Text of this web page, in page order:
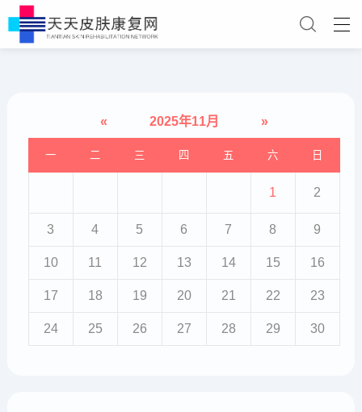
« 2025年11月 »
一 二 三 四 五 六 日
1 2
3 4 5 6 7 8 9
10 11 12 13 14 15 16
17 18 19 20 21 22 23
24 25 26 27 28 29 30